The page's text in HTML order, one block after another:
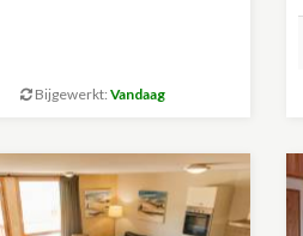
Bijgewerkt:Vandaag